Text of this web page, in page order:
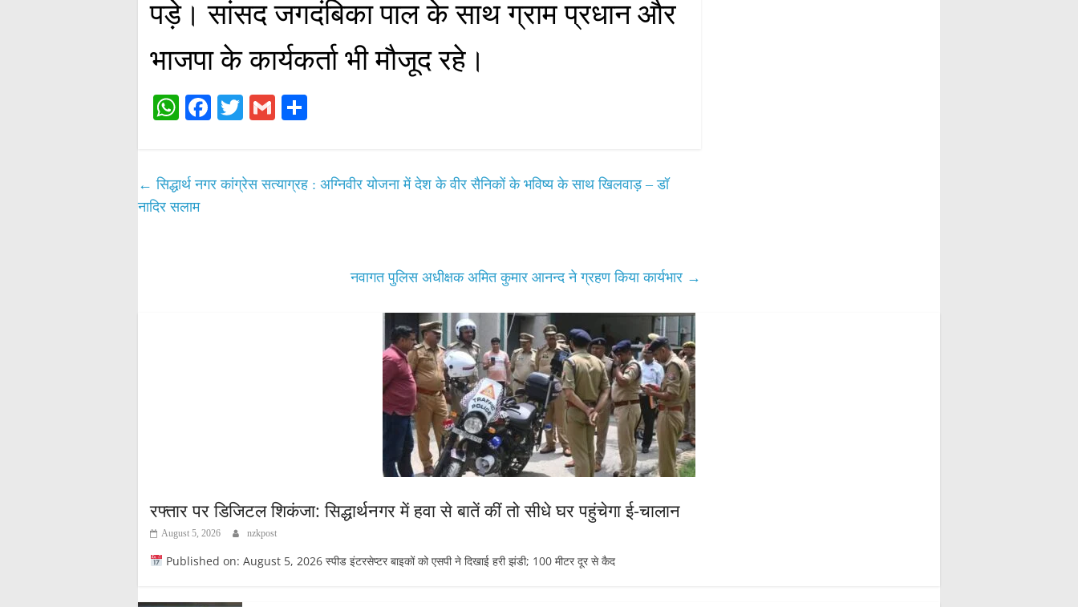
पड़े। सांसद जगदंबिका पाल के साथ ग्राम प्रधान और
भाजपा के कार्यकर्ता भी मौजूद रहे।
W
A
pp
Fa
ok
T
r
G
← सिद्धार्थ नगर कांग्रेस सत्याग्रह : अग्निवीर योजना में देश के वीर सैनिकों के भविष्य के साथ खिलवाड़ – डॉ
नादिर सलाम
नवागत पुलिस अधीक्षक अमित कुमार आनन्द ने ग्रहण किया कार्यभार →
रफ्तार पर डिजिटल शिकंजा: सिद्धार्थनगर में हवा से बातें कीं तो सीधे घर पहुंचेगा ई-चालान
August 5, 2026 nzkpost
Published on: August 5, 2026 स्पीड इंटरसेप्टर बाइकों को एसपी ने दिखाई हरी झंडी; 100 मीटर दूर से कैद